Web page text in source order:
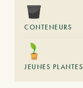
CONTENEURS
JEUNES PLANTES